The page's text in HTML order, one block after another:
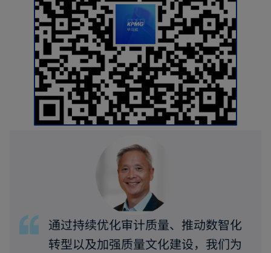
通过持续优化审计质量、推动数智化
转型以及加强质量文化建设，我们为